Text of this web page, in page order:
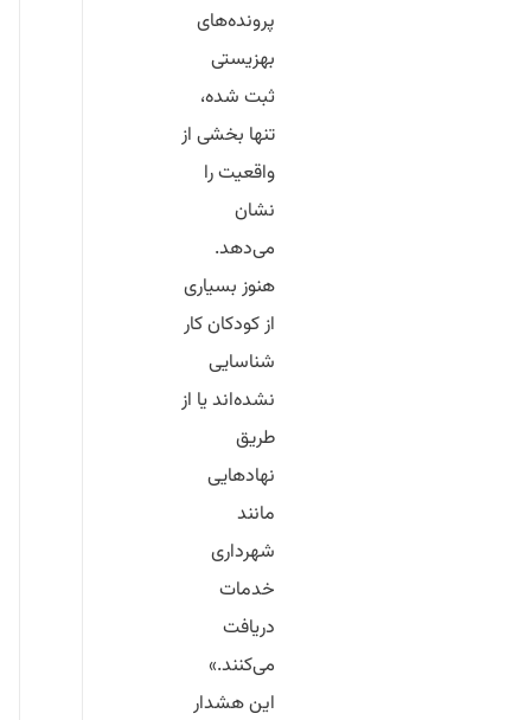
پرونده‌های
بهزیستی
ثبت شده،
تنها بخشی از
واقعیت را
نشان
می‌دهد.
هنوز بسیاری
از کودکان کار
شناسایی
نشده‌اند یا از
طریق
نهادهایی
مانند
شهرداری
خدمات
دریافت
می‌کنند.»
این هشدار